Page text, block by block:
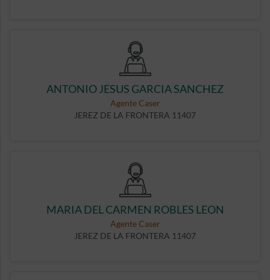
ANTONIO JESUS GARCIA SANCHEZ
Agente Caser
JEREZ DE LA FRONTERA 11407
MARIA DEL CARMEN ROBLES LEON
Agente Caser
JEREZ DE LA FRONTERA 11407